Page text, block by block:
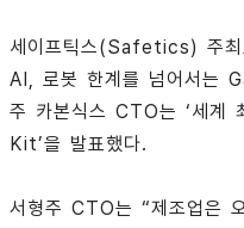
세이프틱스(Safetics) 주최
AI, 로봇 한계를 넘어서는
주 카본식스 CTO는 ‘세계
Kit’을 발표했다.
서형주 CTO는 “제조업은